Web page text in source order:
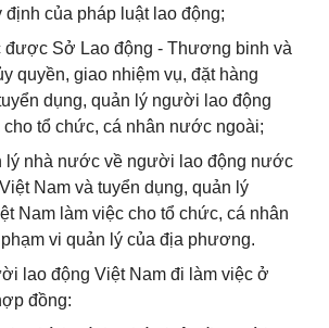
định của pháp luật lao động;
được Sở Lao động - Thương binh và
quyền, giao nhiệm vụ, đặt hàng
dụng, quản lý người lao động
tổ chức, cá nhân nước ngoài;
lý nhà nước về người lao động nước
Nam và tuyển dụng, quản lý
Nam làm việc cho tổ chức, cá nhân
vi quản lý của địa phương.
lao động Việt Nam đi làm việc ở
đồng: